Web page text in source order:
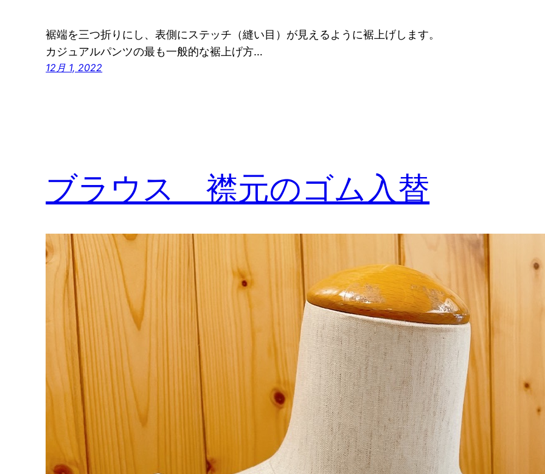
裾端を三つ折りにし、表側にステッチ（縫い目）が見えるように裾上げします。
カジュアルパンツの最も一般的な裾上げ方…
12月 1, 2022
ブラウス 襟元のゴム入替